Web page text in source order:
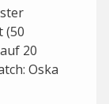
(50
20
Oska